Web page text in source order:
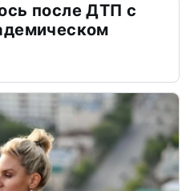
после ДТП с